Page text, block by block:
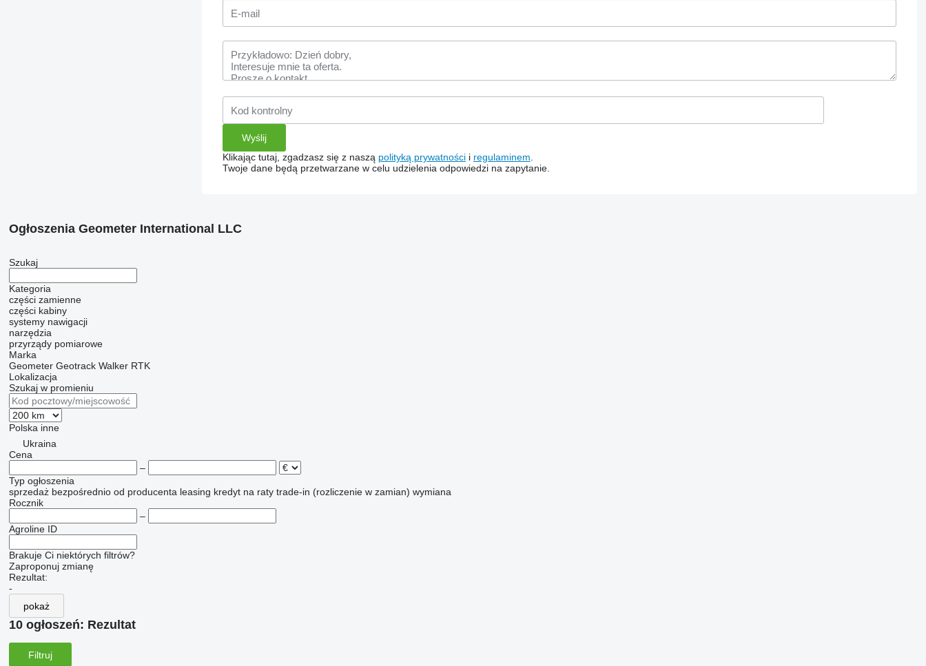
Klikając tutaj, zgadzasz się z naszą polityką prywatnościi regulaminem
Twoje dane będą przetwarzane w celu udzielenia odpowiedzi na zapytanie.
Ogłoszenia Geometer International LLC
Szukaj
Kategoria
części zamienne
części kabiny
systemy nawigacji
narzędzia
przyrządy pomiarowe
Marka
Geometer Geotrack Walker RTK
Lokalizacja
Szukaj w promieniu
Polska inne
Ukraina
Cena
–
Typ ogłoszenia
sprzedaż bezpośrednio od producenta leasing kredyt na raty trade-in (rozliczenie w zamian) wymiana
Rocznik
–
Agroline ID
Brakuje Ci niektórych filtrów?
Zaproponuj zmianę
Rezultat:
-
pokaż
10 ogłoszeń: Rezultat
Filtruj